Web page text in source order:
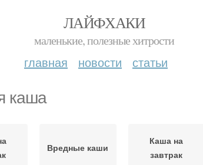
ЛАЙФХАКИ
маленькие, полезные хитрости
главная новости статьи
каша
Вредные каши
Каша на
завтрак